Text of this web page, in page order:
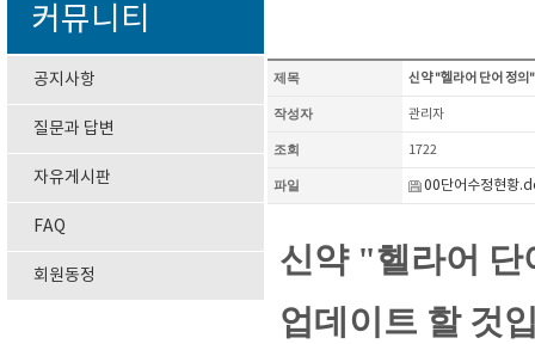
커뮤니티
공지사항
질문과 답변
자유게시판
FAQ
회원동정
제목 신약 "헬라어 단어 정의
작성자 관리자
조회 1722
파일 00단어수정현황
신약 "헬라어 단
업데이트 할 것